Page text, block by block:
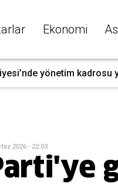
Ekonomi
yönetim kadrosu
2026 - 22:03